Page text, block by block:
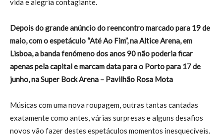
vida e alegria contagiante.
Depois do grande anúncio do reencontro marcado para 19 de
maio, com o espetáculo “Até Ao Fim”, na Altice Arena, em
Lisboa, a banda fenómeno dos anos 90 não poderia ficar
apenas pela capital e marcam data para o Porto para 17 de
junho, na Super Bock Arena – Pavilhão Rosa Mota
Músicas com uma nova roupagem, outras tantas cantadas
exatamente como antes, várias surpresas e alguns desafios
novos vão fazer destes espetáculos momentos inesquecíveis.